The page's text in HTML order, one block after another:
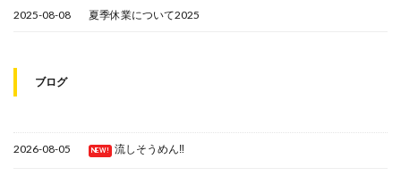
2025-08-08 夏季休業について2025
ブログ
2026-08-05 NEW! 流しそうめん‼